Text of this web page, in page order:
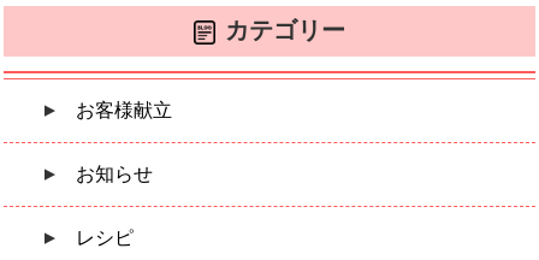
カテゴリー
お客様献立
お知らせ
レシピ